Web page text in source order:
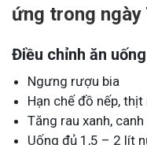
ứng trong ngày
Điều chỉnh ăn
Ngưng rượu bia
Hạn chế đồ nếp, thịt
Tăng rau xanh,
Uống đủ 1,5 – 2 lít